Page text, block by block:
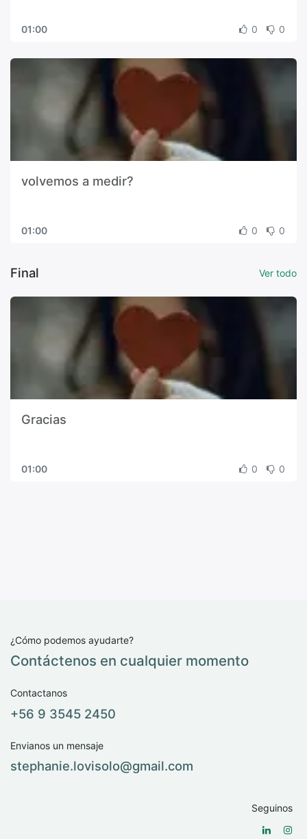
01:00 0 0
volvemos a medir?
01:00 0 0
Final Ver todo
Gracias
01:00 0 0
¿Cómo podemos ayudarte?
Contáctenos en cualquier momento
Contactanos
+56 9 3545 2450
Envianos un mensaje
stephanie.lovisolo@​gmail.com
Seguinos